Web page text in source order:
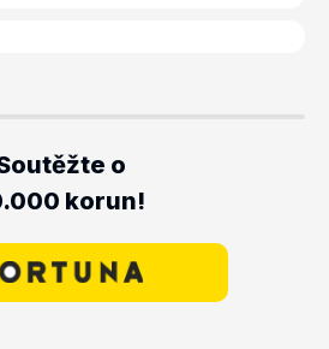
o
korun!